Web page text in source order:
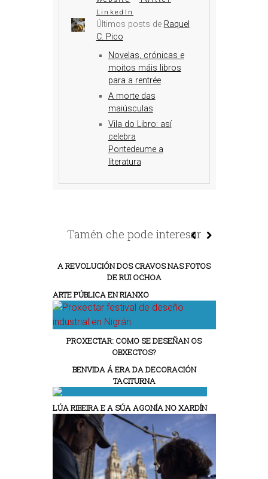
LinkedIn
Últimos posts de Raquel
C. Pico
Novelas, crónicas e
moitos máis libros
para a rentrée
A morte das
maiúsculas
Vila do Libro: así
celebra
Pontedeume a
literatura
Tamén che pode interesar
A REVOLUCIÓN DOS CRAVOS NAS FOTOS
DE RUI OCHOA
ARTE PÚBLICA EN RIANXO
PROXECTAR: COMO SE DESEÑAN OS
OBXECTOS?
BENVIDA Á ERA DA DECORACIÓN
TACITURNA
LÚA RIBEIRA E A SÚA AGONÍA NO XARDÍN